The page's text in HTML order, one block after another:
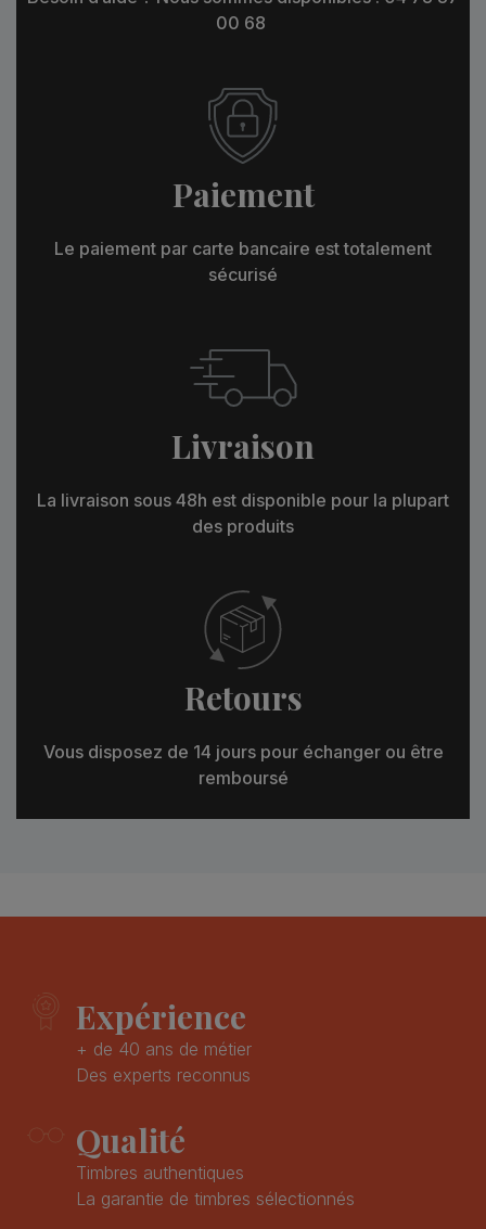
00 68
Paiement
Le paiement par carte bancaire est totalement
sécurisé
Livraison
La livraison sous 48h est disponible pour la plupart
des produits
Retours
Vous disposez de 14 jours pour échanger ou être
remboursé
Expérience
+ de 40 ans de métier
Des experts reconnus
Qualité
Timbres authentiques
La garantie de timbres sélectionnés